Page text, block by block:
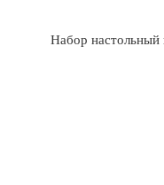
Набор